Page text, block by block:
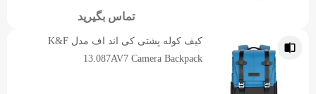
تماس بگیرید
کیف کوله پشتی کی‌ اند اف مدل K&F
13.087AV7 Camera Backpack